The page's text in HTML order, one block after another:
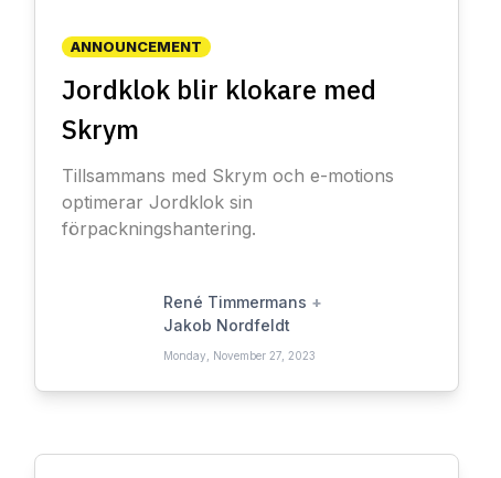
ANNOUNCEMENT
Jordklok blir klokare med
Skrym
Tillsammans med Skrym och e-motions
optimerar Jordklok sin
förpackningshantering.
René Timmermans +
Jakob Nordfeldt
Monday, November 27, 2023